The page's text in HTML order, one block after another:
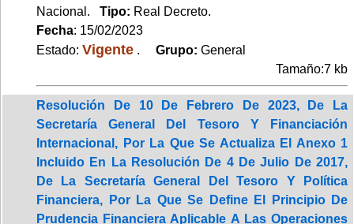
Nacional. Tipo: Real Decreto.
Fecha: 15/02/2023
Estado: Vigente . Grupo: General
Tamaño:7 kb
Resolución De 10 De Febrero De 2023, De La
Secretaría General Del Tesoro Y Financiación
Internacional, Por La Que Se Actualiza El Anexo 1
Incluido En La Resolución De 4 De Julio De 2017,
De La Secretaría General Del Tesoro Y Política
Financiera, Por La Que Se Define El Principio De
Prudencia Financiera Aplicable A Las Operaciones